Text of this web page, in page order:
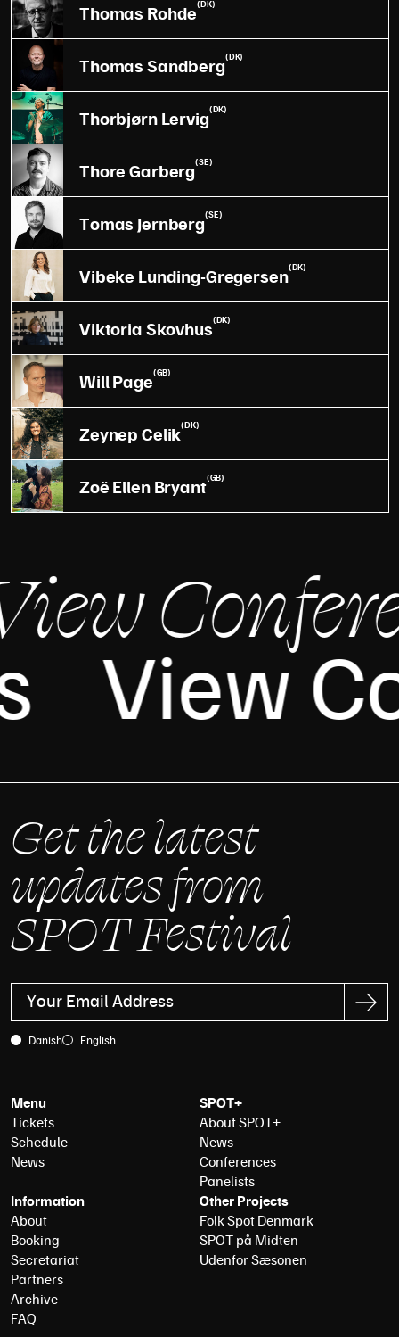
Thomas Rohde(DK)
Thomas Sandberg(DK)
Thorbjørn Lervig(DK)
Thore Garberg(SE)
Tomas Jernberg(SE)
Vibeke Lunding-Gregersen(DK)
Viktoria Skovhus(DK)
Will Page(GB)
Zeynep Celik(DK)
Zoë Ellen Bryant(GB)
View
Get the latest
updates from
SPOT Festival
Danish English
Menu
Tickets
Schedule
News
SPOT+
About SPOT+
News
Conferences
Panelists
Information
About
Booking
Secretariat
Partners
Archive
FAQ
Other Projects
Folk Spot Denmark
SPOT på Midten
Udenfor Sæsonen